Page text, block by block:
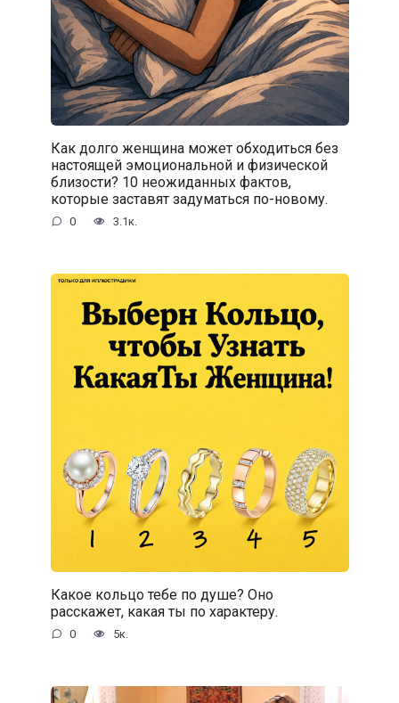
Как долго женщина может обходиться без
настоящей эмоциональной и физической
близости? 10 неожиданных фактов,
которые заставят задуматься по-новому.
0 3.1к.
Какое кольцо тебе по душе? Оно
расскажет, какая ты по характеру.
0 5к.